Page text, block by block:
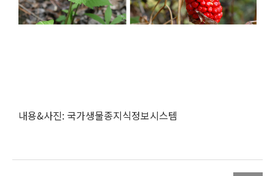
내용&사진: 국가생물종지식정보시스템